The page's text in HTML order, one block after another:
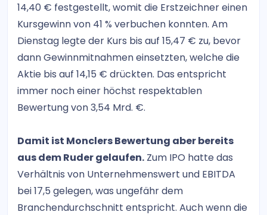
14,40 € festgestellt, womit die Erstzeichner einen
Kursgewinn von 41 % verbuchen konnten. Am
Dienstag legte der Kurs bis auf 15,47 € zu, bevor
dann Gewinnmitnahmen einsetzten, welche die
Aktie bis auf 14,15 € drückten. Das entspricht
immer noch einer höchst respektablen
Bewertung von 3,54 Mrd. €.
Damit ist Monclers Bewertung aber bereits
aus dem Ruder gelaufen. Zum IPO hatte das
Verhältnis von Unternehmenswert und EBITDA
bei 17,5 gelegen, was ungefähr dem
Branchendurchschnitt entspricht. Auch wenn die